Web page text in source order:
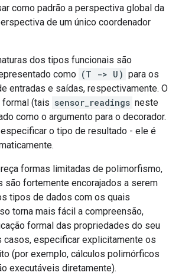
como padrão a perspectiva global da
de um único coordenador
dos tipos funcionais são
como (T -> U) para os
entradas e saídas, respectivamente. O
(tais sensor_readings neste
como o argumento para o decorador.
o tipo de resultado - ele é
formas limitadas de polimorfismo,
são fortemente encorajados a serem
tipos de dados com os quais
torna mais fácil a compreensão,
formal das propriedades do seu
casos, especificar explicitamente os
(por exemplo, cálculos polimórficos
executáveis ​​diretamente).